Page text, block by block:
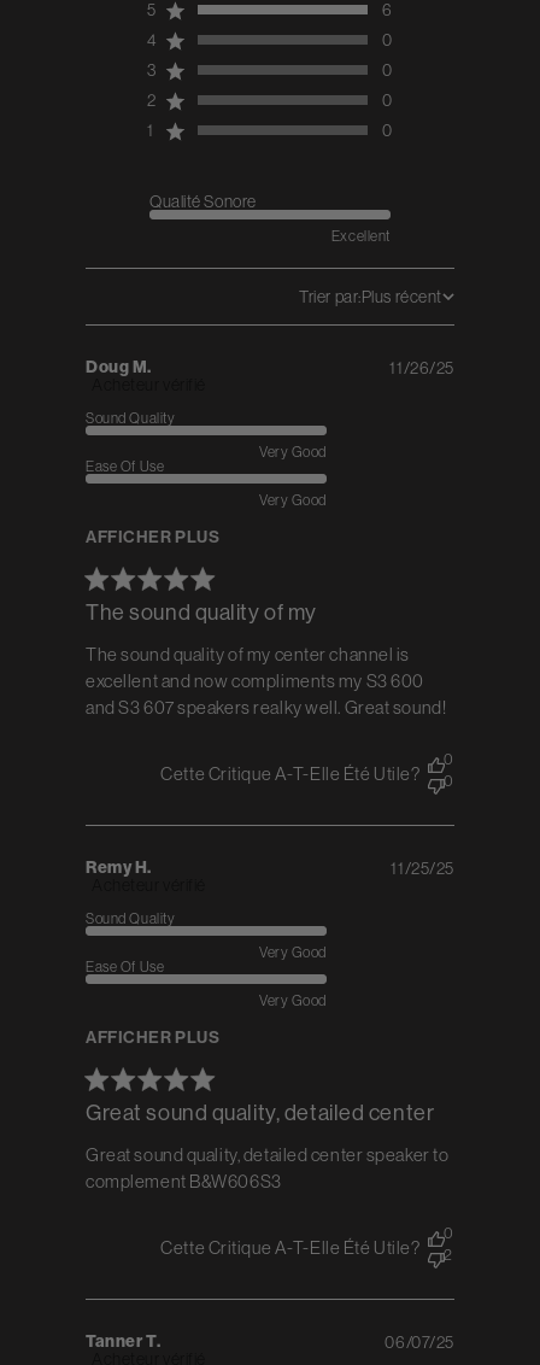
total reviews
5
6
4
0
3
0
2
0
1
0
Qualité Sonore
Excellent
Trier par:Plus récent
Doug M.
The sound quality of my
The sound quality of my center channel is
excellent and now compliments my S3 600
and S3 607 speakers realky well. Great sound!
Sound Quality
Very Good
Ease Of Use
Very Good
AFFICHER PLUS
Published
11/26/25
Cette Critique A-T-Elle Été Utile?
0
0
Remy H.
Great sound quality, detailed center
Great sound quality, detailed center speaker to
complement B&W606S3
Sound Quality
Very Good
Ease Of Use
Very Good
AFFICHER PLUS
Published
11/25/25
Cette Critique A-T-Elle Été Utile?
0
2
Tanner T.
Published
06/07/25